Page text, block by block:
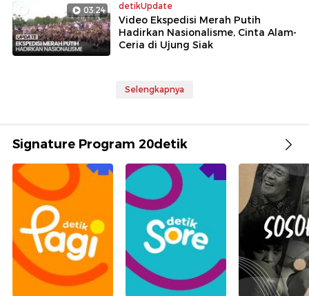
03:24 detikUpdate
Video Ekspedisi Merah Putih
Hadirkan Nasionalisme, Cinta Alam-
Ceria di Ujung Siak
Selengkapnya
Signature Program 20detik